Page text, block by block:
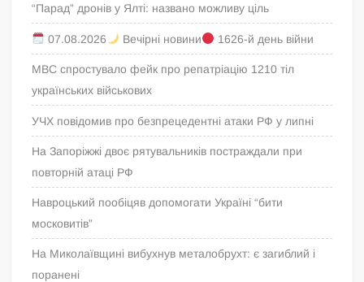
“Парад” дронів у Ялті: названо можливу ціль
07.08.2026 Вечірні новини 1626-й день війни
МВС спростувало фейк про репатріацію 1210 тіл
українських військових
УЧХ повідомив про безпрецедентні атаки РФ у липні
На Запоріжжі двоє рятувальників постраждали при
повторній атаці РФ
Навроцький пообіцяв допомогати Україні “бити
московитів”
На Миколаївщині вибухнув металобрухт: є загиблий і
поранені